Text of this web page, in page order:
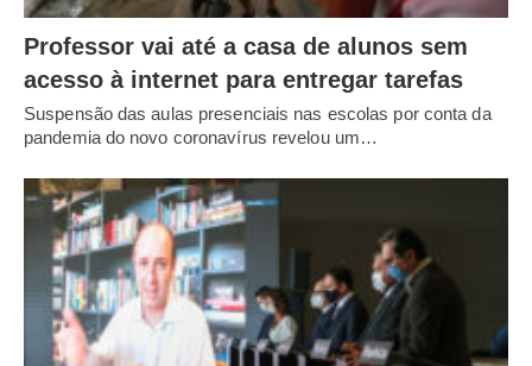
Professor vai até a casa de alunos sem
acesso à internet para entregar tarefas
Suspensão das aulas presenciais nas escolas por conta da
pandemia do novo coronavírus revelou um…